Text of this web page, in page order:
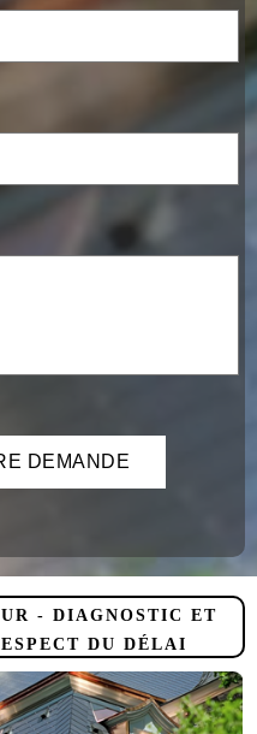
- DIAGNOSTIC ET
DU DÉLAI